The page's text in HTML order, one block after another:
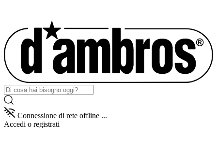
Connessione di rete offline ...
Accedi o registrati